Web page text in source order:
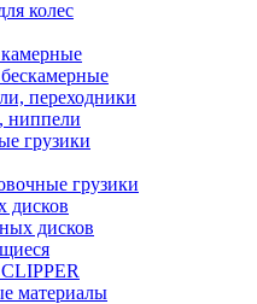
колес
переходники
ниппели
грузики
грузики
дисков
дисков
материалы